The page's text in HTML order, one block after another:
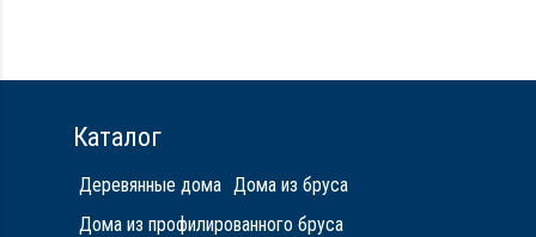
Металлические сваи 108 диаметр
Каталог
Деревянные дома Дома из бруса
Дома из профилированного бруса